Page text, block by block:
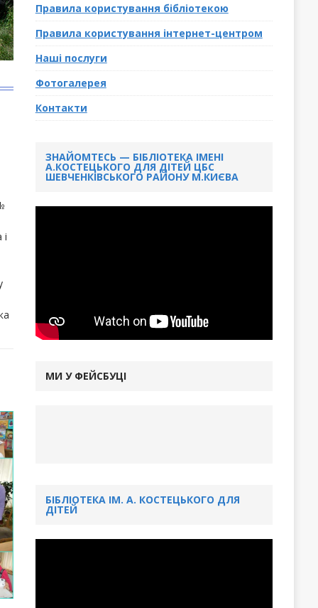
Правила користування бібліотекою
Правила користування інтернет-центром
Наші послуги
Фотогалерея
Контакти
ЗНАЙОМТЕСЬ — БІБЛІОТЕКА ІМЕНІ
А.КОСТЕЦЬКОГО ДЛЯ ДІТЕЙ ЦБС
ШЕВЧЕНКІВСЬКОГО РАЙОНУ М.КИЄВА
МИ У ФЕЙСБУЦІ
БІБЛІОТЕКА ІМ. А. КОСТЕЦЬКОГО ДЛЯ
ДІТЕЙ